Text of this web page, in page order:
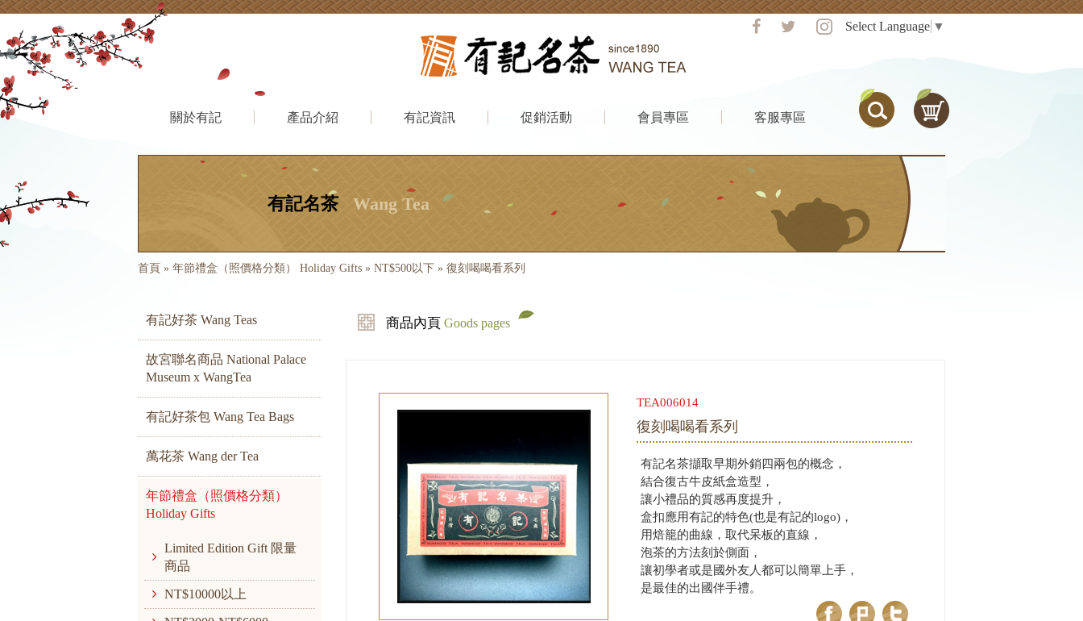
Select Language ▼
關於有記 產品介紹 有記資訊 促銷活動 會員專區 客服專區
有記名茶 Wang Tea
首頁 » 年節禮盒（照價格分類） Holiday Gifts » NT$500以下 » 復刻喝喝看系列
有記好茶 Wang Teas
故宮聯名商品 National Palace
Museum x WangTea
有記好茶包 Wang Tea Bags
萬花茶 Wang der Tea
年節禮盒（照價格分類）
Holiday Gifts
Limited Edition Gift 限量
商品
NT$10000以上
商品內頁 Goods pages
TEA006014
復刻喝喝看系列
有記名茶擷取早期外銷四兩包的概念，
結合復古牛皮紙盒造型，
讓小禮品的質感再度提升，
盒扣應用有記的特色(也是有記的logo)，
用焙籠的曲線，取代呆板的直線，
泡茶的方法刻於側面，
讓初學者或是國外友人都可以簡單上手，
是最佳的出國伴手禮。